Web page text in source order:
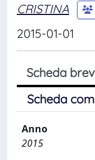
CRISTINA
2015-01-01
Scheda
Scheda
Anno
2015